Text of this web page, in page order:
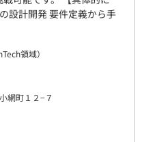
設計開発 要件定義から手
領域）
網町１２−７